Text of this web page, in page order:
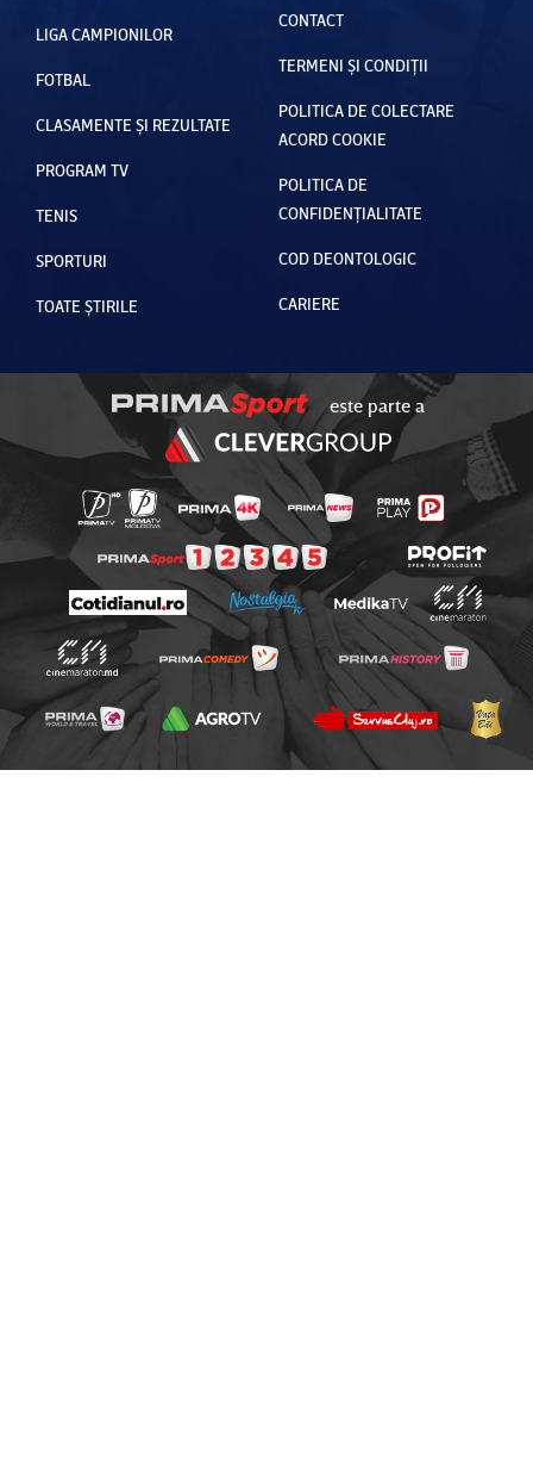
LIGA CAMPIONILOR
FOTBAL
CLASAMENTE ȘI REZULTATE
PROGRAM TV
TENIS
SPORTURI
TOATE ȘTIRILE
CONTACT
TERMENI ȘI CONDIȚII
POLITICA DE COLECTARE
ACORD COOKIE
POLITICA DE
CONFIDENȚIALITATE
COD DEONTOLOGIC
CARIERE
este parte a